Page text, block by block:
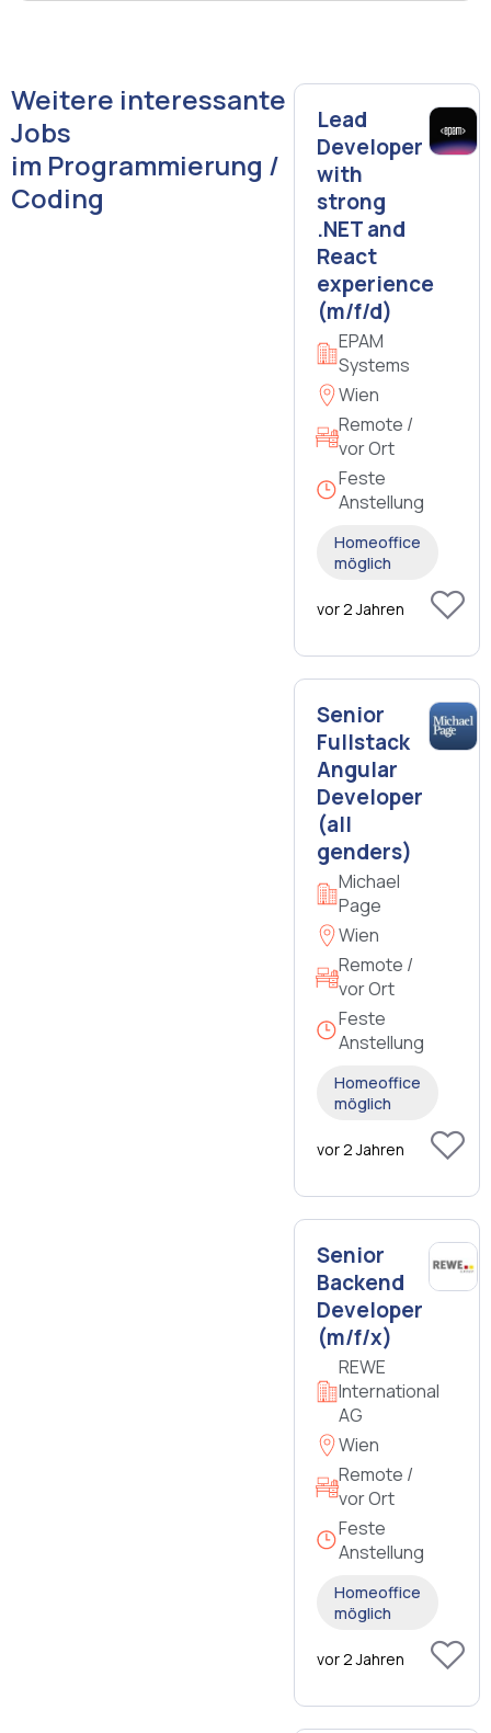
Weitere interessante
Jobs
im Programmierung /
Coding
Lead
Developer
with
strong
.NET and
React
experience
(m/f/d)
EPAM
Systems
Wien
Remote /
vor Ort
Feste
Anstellung
Homeoffice
möglich
vor 2 Jahren
Senior
Fullstack
Angular
Developer
(all
genders)
Michael
Page
Wien
Remote /
vor Ort
Feste
Anstellung
Homeoffice
möglich
vor 2 Jahren
Senior
Backend
Developer
(m/f/x)
REWE
International
AG
Wien
Remote /
vor Ort
Feste
Anstellung
Homeoffice
möglich
vor 2 Jahren